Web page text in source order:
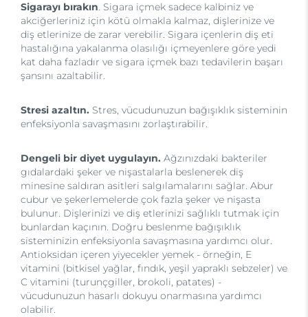
Sigarayı bırakın. Sigara içmek sadece kalbiniz ve
akciğerleriniz için kötü olmakla kalmaz, dişlerinize ve
diş etlerinize de zarar verebilir. Sigara içenlerin diş eti
hastalığına yakalanma olasılığı içmeyenlere göre yedi
kat daha fazladır ve sigara içmek bazı tedavilerin başarı
şansını azaltabilir.
Stresi azaltın. Stres, vücudunuzun bağışıklık sisteminin
enfeksiyonla savaşmasını zorlaştırabilir.
Dengeli bir diyet uygulayın. Ağzınızdaki bakteriler
gıdalardaki şeker ve nişastalarla beslenerek diş
minesine saldıran asitleri salgılamalarını sağlar. Abur
cubur ve şekerlemelerde çok fazla şeker ve nişasta
bulunur. Dişlerinizi ve diş etlerinizi sağlıklı tutmak için
bunlardan kaçının. Doğru beslenme bağışıklık
sisteminizin enfeksiyonla savaşmasına yardımcı olur.
Antioksidan içeren yiyecekler yemek - örneğin, E
vitamini (bitkisel yağlar, fındık, yeşil yapraklı sebzeler) ve
C vitamini (turunçgiller, brokoli, patates) -
vücudunuzun hasarlı dokuyu onarmasına yardımcı
olabilir.